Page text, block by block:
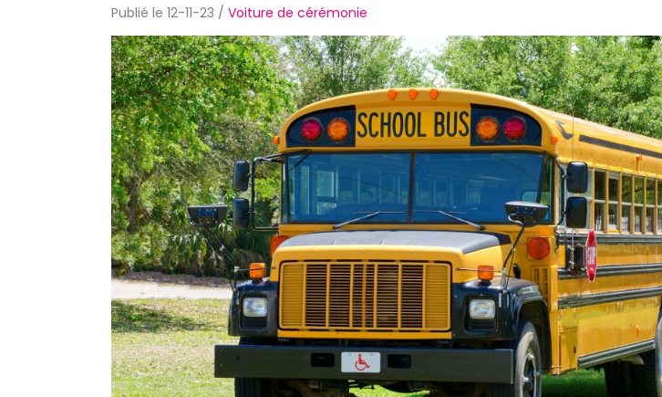
Publié le 12-11-23 / Voiture de cérémonie